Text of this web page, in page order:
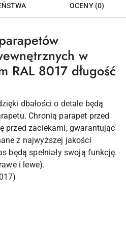
OCENY (0)
w
RAL 8017 długość
dbałości o detale będą
Chronią parapet przed
przed zaciekami, gwarantując
z najwyższej jakości
będą spełniały swoją funkcję.
i lewe).